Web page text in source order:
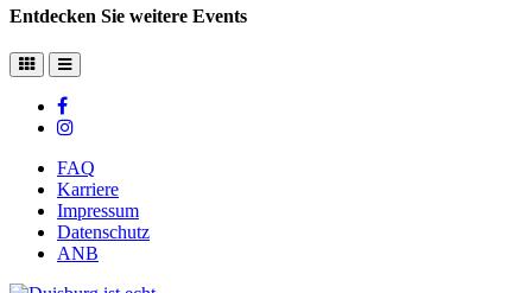
Entdecken Sie weitere Events
FAQ
Karriere
Impressum
Datenschutz
ANB